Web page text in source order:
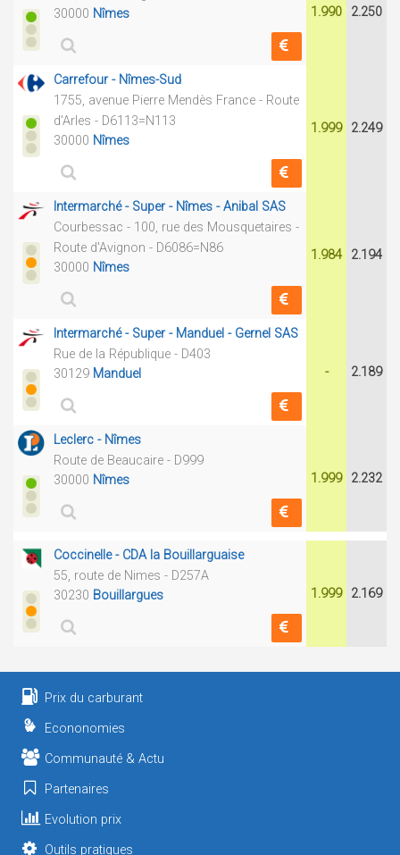
30000 Nîmes 1.990 2.250
Carrefour - Nîmes-Sud
1755, avenue Pierre Mendès France - Route
d'Arles - D6113=N113
30000 Nîmes
1.999 2.249
Intermarché - Super - Nîmes - Anibal SAS
Courbessac - 100, rue des Mousquetaires -
Route d'Avignon - D6086=N86
30000 Nîmes
1.984 2.194
Intermarché - Super - Manduel - Gernel SAS
Rue de la République - D403
30129 Manduel - 2.189
Leclerc - Nîmes
Route de Beaucaire - D999
30000 Nîmes 1.999 2.232
Coccinelle - CDA la Bouillarguaise
55, route de Nimes - D257A
30230 Bouillargues 1.999 2.169
Prix du carburant
Econonomies
Communauté & Actu
Partenaires
Evolution prix
Outils pratiques